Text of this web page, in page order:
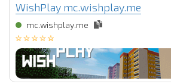
WishPlay mc.wishplay.me
mc.wishplay.me